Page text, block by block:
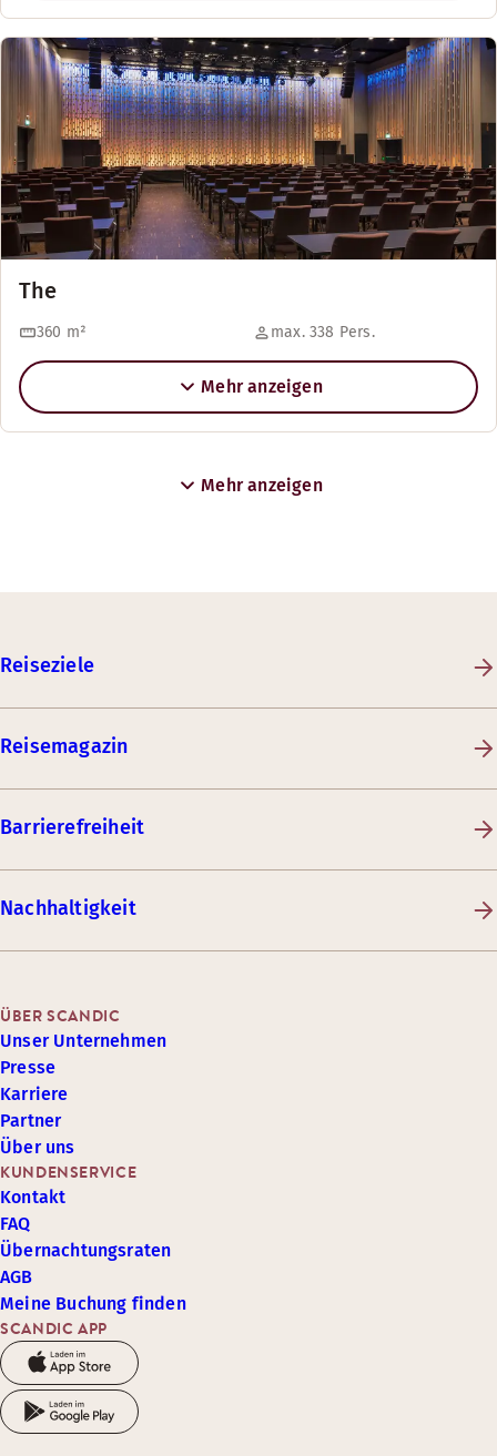
The
360 m² max. 338 Pers.
Mehr anzeigen
Mehr anzeigen
Reiseziele
Reisemagazin
Barrierefreiheit
Nachhaltigkeit
SCANDIC APP
KUNDENSERVICE
Kontakt
FAQ
Übernachtungsraten
AGB
Meine Buchung finden
ÜBER SCANDIC
Unser Unternehmen
Presse
Karriere
Partner
Über uns